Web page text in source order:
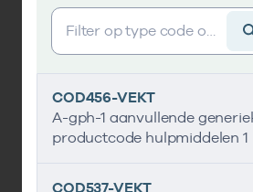
Vind gegevens&shy;element
COD456-VEKT
A-gph-1 aanvullende
productcode hulpmiddelen 1
COD537-VEKT